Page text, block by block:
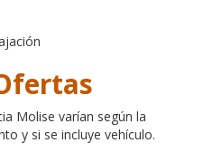
Molise varían según la
y si se incluye vehículo.